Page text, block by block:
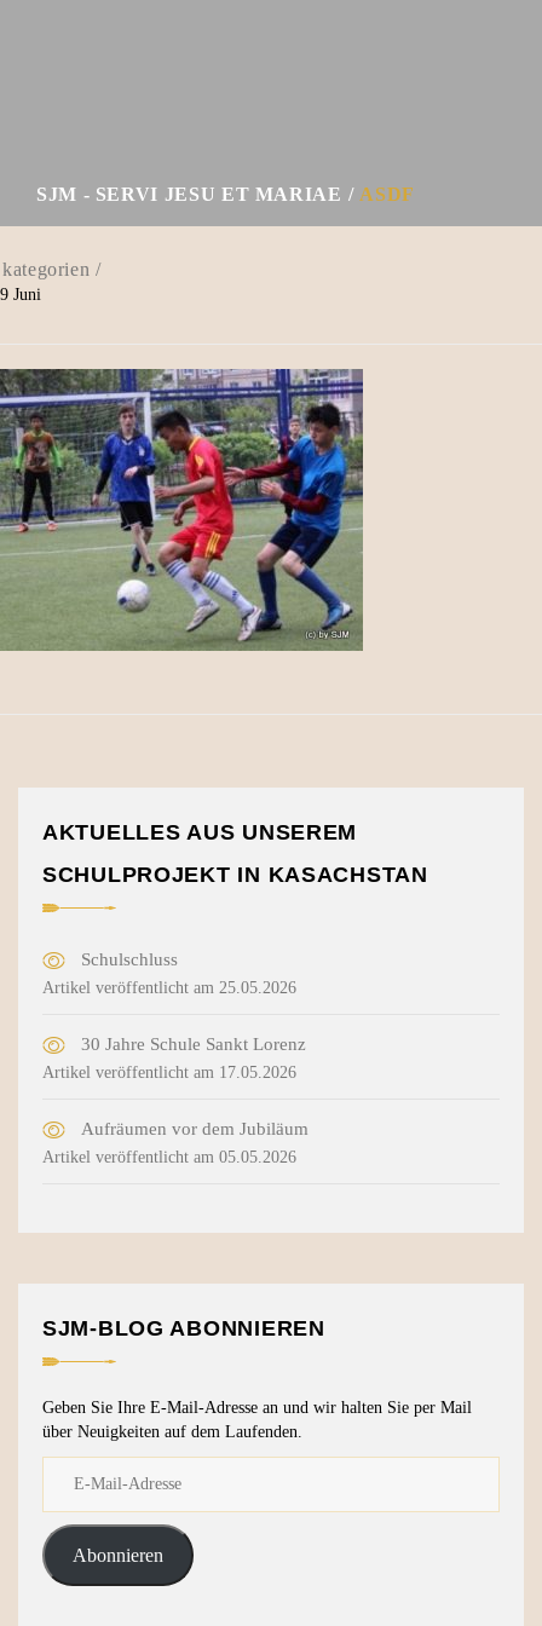
SJM - SERVI JESU ET MARIAE ASDF
9 Juni
AKTUELLES AUS UNSEREM
SCHULPROJEKT IN KASACHSTAN
Schulschluss
Artikel veröffentlicht am 25.05.2026
30 Jahre Schule Sankt Lorenz
Artikel veröffentlicht am 17.05.2026
Aufräumen vor dem Jubiläum
Artikel veröffentlicht am 05.05.2026
SJM-BLOG ABONNIEREN
Geben Sie Ihre E-Mail-Adresse an und wir halten Sie per Mail
über Neuigkeiten auf dem Laufenden.
Abonnieren